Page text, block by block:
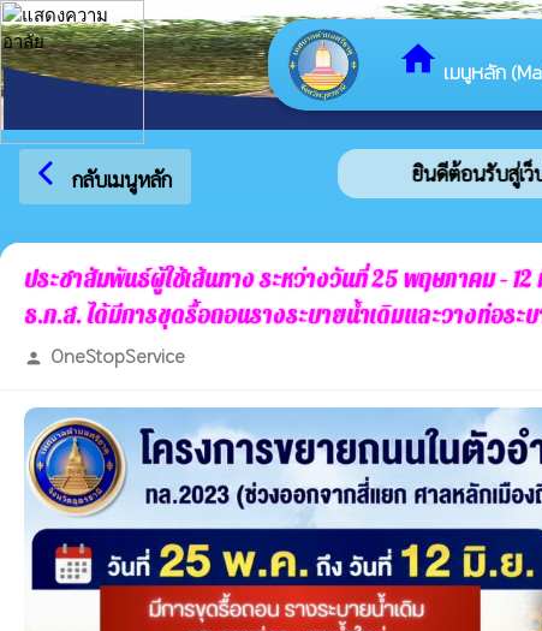
home เมนูหลัก
arrow_back_ios กลับเมนูหลัก ยินดีต้อนรับสู่เว็บ
ประชาสัมพันธ์ผู้ใช้เส้นทาง ระหว่างวันที่ 25 พฤษภาคม –
ธ.ก.ส. ได้มีการขุดรื้อถอนรางระบายน้ำเดิมและวางท่อระ
person OneStopService